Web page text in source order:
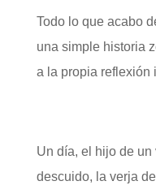
Todo lo que acabo
una simple historia
a la propia reflexión
Un día, el hijo de
descuido, la verja